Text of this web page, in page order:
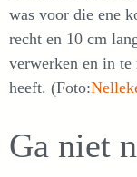
was voor die ene
recht en 10 cm
verwerken en in te
heeft. (Foto:
Ga niet